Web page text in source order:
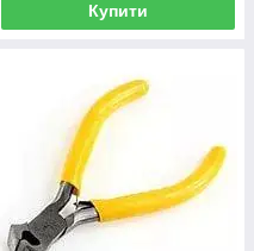
Купити